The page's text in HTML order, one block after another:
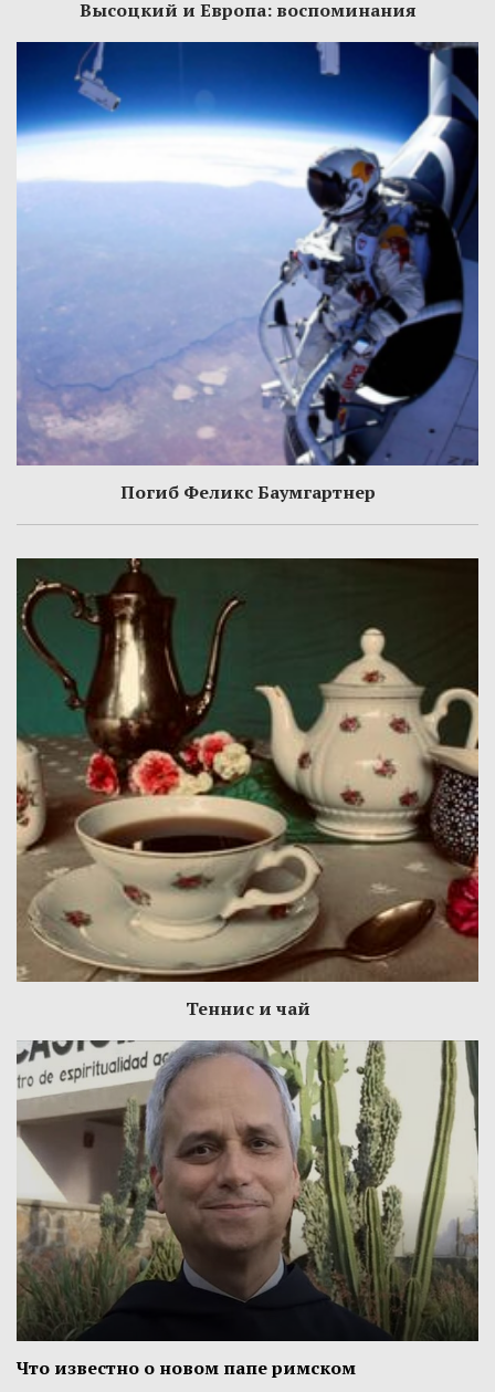
Высоцкий и Европа: воспоминания
Погиб Феликс Баумгартнер
Теннис и чай
Что известно о новом папе римском